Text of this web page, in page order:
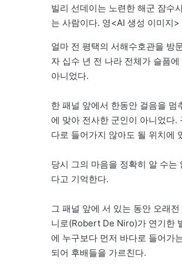
빌리 선데이는 노련한 해군 잠수
는 사람이다. 영<AI 생성 이미지>
얼마 전 평택의 서해수호관을 방
자 십수 년 전 나라 전체가 슬픔
아니었다.
한 패널 앞에서 한동안 걸음을
에 맞아 전사한 군인이 아니었다
다로 들어가지 않아도 될 위치에
당시 그의 마음을 정확히 알 수는
다고 기억한다.
그 패널 앞에 서 있는 동안 오래
니로(Robert De Niro)가 연기한
에 누구보다 먼저 바다로 들어가
되어 후배들을 가르친다.